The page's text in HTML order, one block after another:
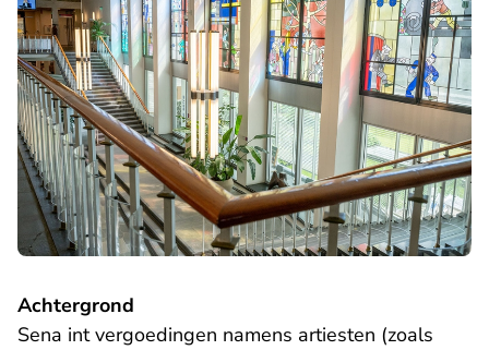
Achtergrond
Sena int vergoedingen namens artiesten (zoals